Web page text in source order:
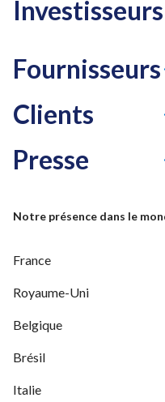
Investisseurs
Fournisseurs
Clients
Presse
Notre présence dans le
France
Royaume-Uni
Belgique
Brésil
Italie